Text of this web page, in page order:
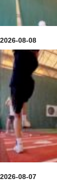
2026-08-08
2026-08-07